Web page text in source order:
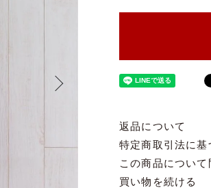
返品について
特定商取引法に基
この商品について
買い物を続ける